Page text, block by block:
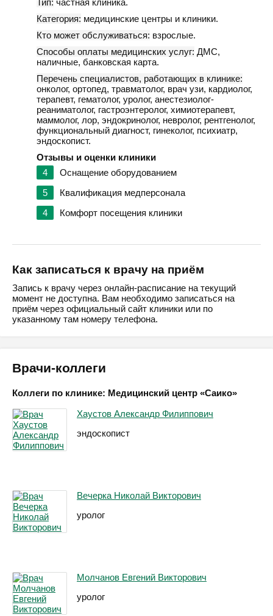
Тип: частная клиника.
Категория: медицинские центры и клиники.
Кто может обслуживаться: взрослые.
Способы оплаты медицинских услуг: ДМС,
наличные, банковская карта.
Перечень специалистов, работающих в клинике:
онколог, ортопед, травматолог, врач узи, кардиолог,
терапевт, гематолог, уролог, анестезиолог-
реаниматолог, гастроэнтеролог, химиотерапевт,
маммолог, лор, эндокринолог, невролог, рентгенолог,
функциональный диагност, гинеколог, психиатр,
эндоскопист.
Отзывы и оценки клиники
4
Оснащение оборудованием
5
Квалификация медперсонала
4
Комфорт посещения клиники
Как записаться к врачу на приём
Запись к врачу через онлайн-расписание на текущий
момент не доступна. Вам необходимо записаться на
приём через официальный сайт клиники или по
указанному там номеру телефона.
Врачи-коллеги
Коллеги по клинике: Медицинский центр «Саико»
Хаустов Александр Филиппович
эндоскопист
Вечерка Николай Викторович
уролог
Молчанов Евгений Викторович
уролог